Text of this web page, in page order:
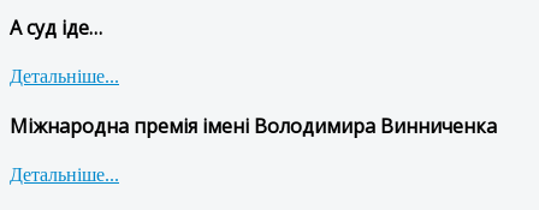
А суд іде…
Детальніше...
Міжнародна премія імені Володимира Винниченка
Детальніше...